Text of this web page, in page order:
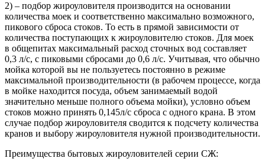
2) – подбор жироуловителя производится на основании
количества моек и соответственно максимально возможного,
пикового сброса стоков. То есть в прямой зависимости от
количества поступающих к жироуловителю стоков. Для моек
в общепитах максимальный расход сточных вод составляет
0,3 л/с, с пиковыми сбросами до 0,6 л/с. Учитывая, что обычно
мойка которой вы не пользуетесь постоянно в режиме
максимальной производительности (в рабочем процессе, когда
в мойке находится посуда, объем занимаемый водой
значительно меньше полного объема мойки), условно объем
стоков можно принять 0,145л/с сброса с одного крана. В этом
случае подбор жироуловителя сводится к подсчету количества
кранов и выбору жироуловителя нужной производительности.
Преимущества бытовых жироуловителей серии СЖ: